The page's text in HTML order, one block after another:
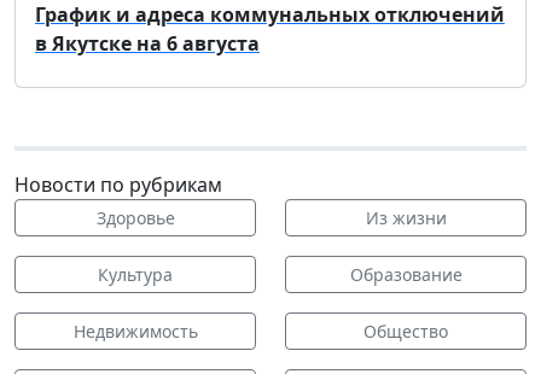
График и адреса коммунальных отключений
в Якутске на 6 августа
Новости по рубрикам
Здоровье Из жизни
Культура Образование
Недвижимость Общество